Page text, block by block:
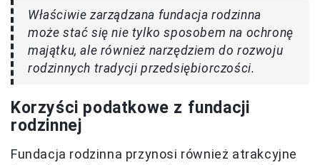
Właściwie zarządzana fundacja rodzinna
może stać się nie tylko sposobem na ochronę
majątku, ale również narzędziem do rozwoju
rodzinnych tradycji przedsiębiorczości.
Korzyści podatkowe z fundacji
rodzinnej
Fundacja rodzinna przynosi również atrakcyjne